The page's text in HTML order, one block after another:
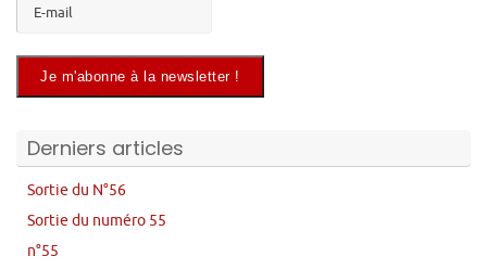
Derniers articles
Sortie du N°56
Sortie du numéro 55
n°55